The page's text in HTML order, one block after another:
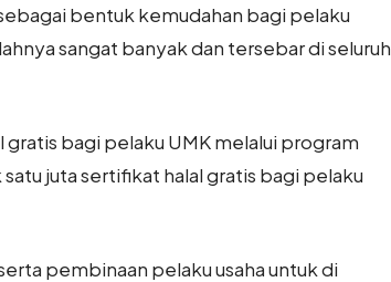
bentuk kemudahan bagi pelaku
sangat banyak dan tersebar di seluruh
bagi pelaku UMK melalui program
juta sertifikat halal gratis bagi pelaku
pembinaan pelaku usaha untuk di